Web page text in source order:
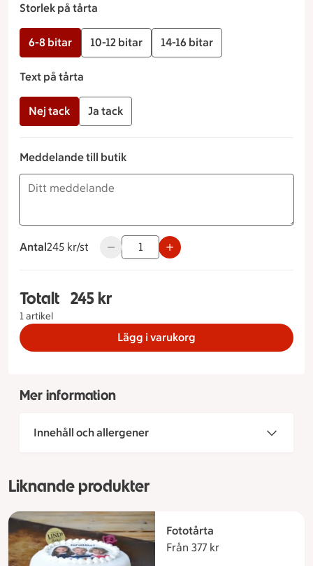
Storlek på tårta
6-8 bitar 10-12 bitar 14-16 bitar
Text på tårta
Nej tack Ja tack
Meddelande till butik
Antal
245 kronor styck
245 kr/st Använd knapparna för att minska eller
Totalt
1 artikel
Totalt 1 stycken Viktoriatårta Storlek på tårta
245 kr
Lägg i varukorg
Mer information
Innehåll och allergener
Liknande produkter
Fototårta
Från 377 kr